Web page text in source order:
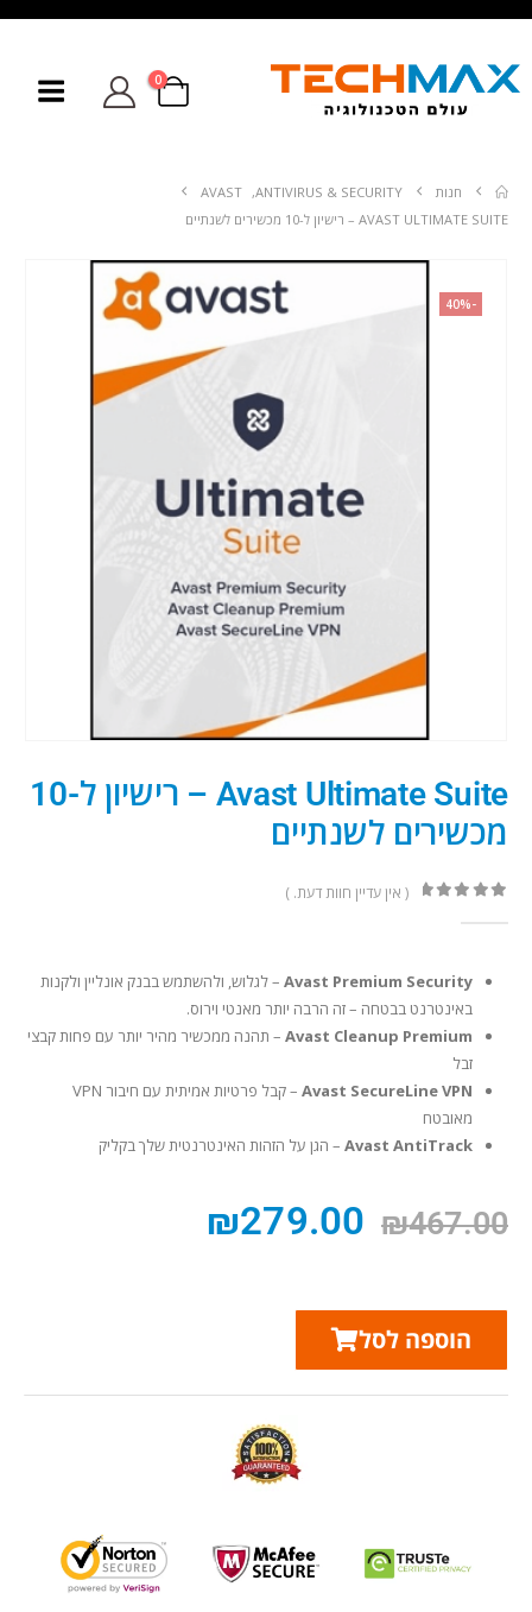
0
חנות ANTIVIRUS & SECURITY
,
AVAST
AVAST ULTIMATE SUITE – רישיון ל-10 מכשירים לשנתיים
-40%
Avast Ultimate Suite – רישיון ל-10
מכשירים לשנתיים
( אין עדיין חוות דעת. )
Avast Premium Security– לגלוש, ולהשתמש בבנק אונליין ולקנות
באינטרנט בבטחה – זה הרבה יותר מאנטי וירוס.
Avast Cleanup Premium– תהנה ממכשיר מהיר יותר עם פחות קבצי
זבל
Avast SecureLine VPN
– קבל פרטיות אמיתית עם חיבור VPN
מאובטח
Avast AntiTrack– הגן על הזהות האינטרנטית שלך בקליק
₪467.00
₪279.00
הוספה לסל